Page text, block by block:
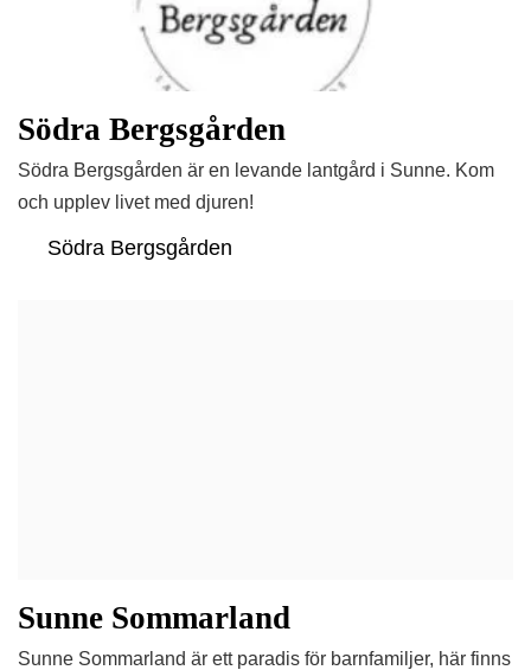
Södra Bergsgården
Södra Bergsgården är en levande lantgård i Sunne. Kom
och upplev livet med djuren!
Södra Bergsgården
Sunne Sommarland
Sunne Sommarland är ett paradis för barnfamiljer, här finns